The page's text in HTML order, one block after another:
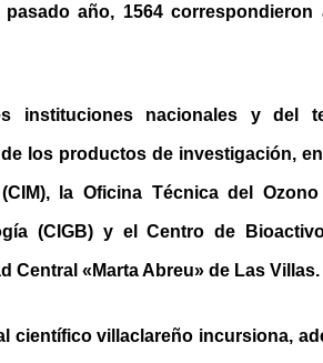
pasado año, 1564
instituciones nacionales y del
los productos de investigación,
(CIM), la Oficina Técnica del
(CIGB) y el Centro de
Central «Marta Abreu» de Las Villas.
científico villaclareño incursiona,